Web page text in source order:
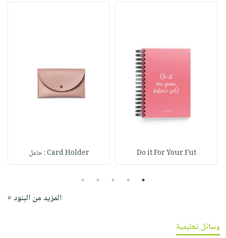
Do it For Your Fut Card Holder : حامل
1
2
3
4
5
المزيد من البنود »
وسائل تعليمية